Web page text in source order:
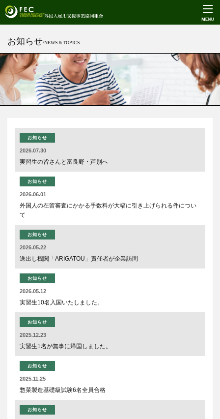
お知らせ/NEWS＆TOPICS
お知らせ
2026.07.30
実習生の皆さんと富良野・芦別へ
お知らせ
2026.06.01
外国人の在留審査にかかる手数料が大幅に引き上げられる件につい
て
お知らせ
2026.05.22
送出し機関「ARIGATOU」責任者が企業訪問
お知らせ
2026.05.12
実習生10名入国いたしました。
お知らせ
2025.12.23
実習生1名が無事に帰国しました。
お知らせ
2025.11.25
惣菜製造基礎級試験6名全員合格
お知らせ